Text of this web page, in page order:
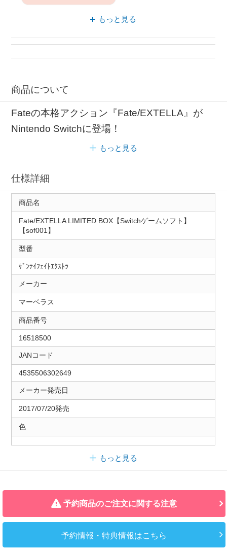
スイッチ ソフト マーベラス
もっと見る
商品について
Fateの本格アクション『Fate/EXTELLA』が
Nintendo Switchに登場！
もっと見る
仕様詳細
商品名
Fate/EXTELLA LIMITED BOX【Switchゲームソフト】
【sof001】
型番
ｹﾞﾝﾃｲﾌｪｲﾄｴｸｽﾄﾗ
メーカー
マーベラス
商品番号
16518500
JANコード
4535506302649
メーカー発売日
2017/07/20発売
色
もっと見る
予約商品のご注文に関する注意
予約情報・特典情報はこちら